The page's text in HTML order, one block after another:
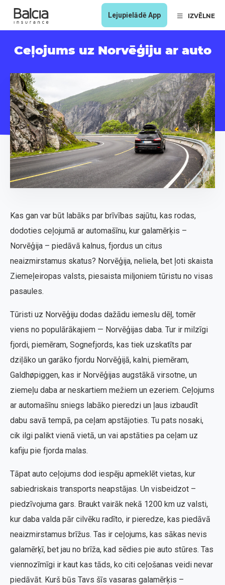
Lejupielādē App IZVĒLNE
Ceļojums uz Norvēģiju ar auto
Kas gan var būt labāks par brīvības sajūtu, kas rodas,
dodoties ceļojumā ar automašīnu, kur galamērķis –
Norvēģija – piedāvā kalnus, fjordus un citus
neaizmirstamus skatus? Norvēģija, neliela, bet ļoti skaista
Ziemeļeiropas valsts, piesaista miljoniem tūristu no visas
pasaules.
Tūristi uz Norvēģiju dodas dažādu iemeslu dēļ, tomēr
viens no populārākajiem — Norvēģijas daba. Tur ir milzīgi
fjordi, piemēram, Sognefjords, kas tiek uzskatīts par
dziļāko un garāko fjordu Norvēģijā, kalni, piemēram,
Galdhøpiggen, kas ir Norvēģijas augstākā virsotne, un
ziemeļu daba ar neskartiem mežiem un ezeriem. Ceļojums
ar automašīnu sniegs labāko pieredzi un ļaus izbaudīt
dabu savā tempā, pa ceļam apstājoties. Tu pats nosaki,
cik ilgi palikt vienā vietā, un vai apstāties pa ceļam uz
kafiju pie fjorda malas.
Tāpat auto ceļojums dod iespēju apmeklēt vietas, kur
sabiedriskais transports neapstājas. Un visbeidzot –
piedzīvojuma gars. Braukt vairāk nekā 1200 km uz valsti,
kur daba valda pār cilvēku radīto, ir pieredze, kas piedāvā
neaizmirstamus brīžus. Tas ir ceļojums, kas sākas nevis
galamērķī, bet jau no brīža, kad sēdies pie auto stūres. Tas
viennozīmīgi ir kaut kas tāds, ko citi ceļošanas veidi nevar
piedāvāt. Kurš būs Tavs šīs vasaras galamērķis –